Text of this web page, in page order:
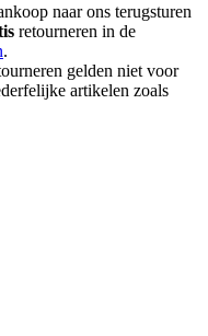
naar ons terugsturen
retourneren in de
.
gelden niet voor
artikelen zoals